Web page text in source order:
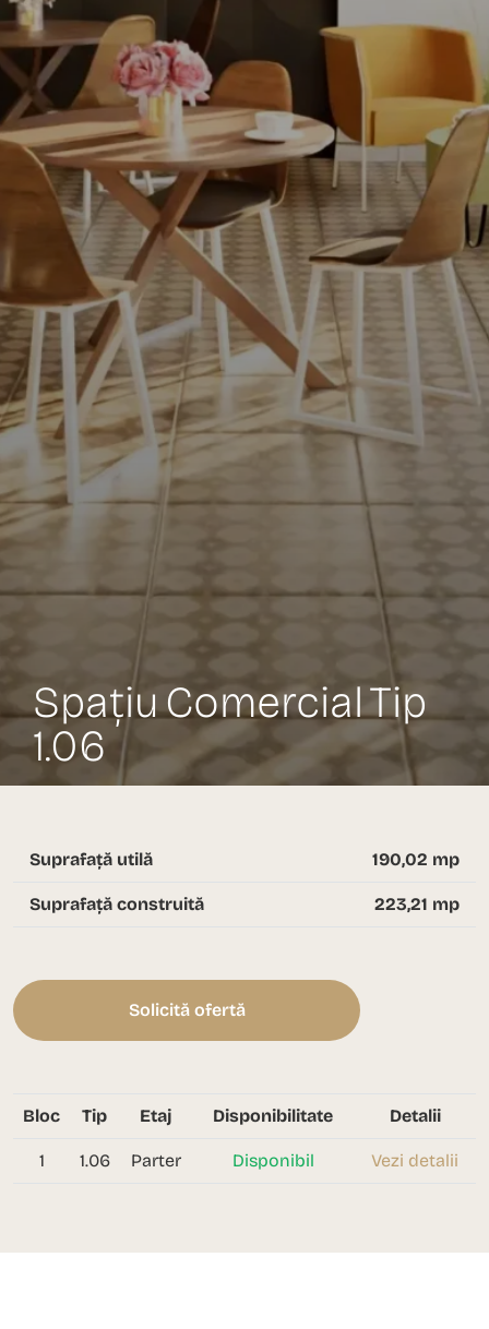
Spațiu Comercial Tip
1.06
Suprafață utilă 190,02 mp
Suprafață construită 223,21 mp
Solicită ofertă
Bloc Tip Etaj Disponibilitate Detalii
1 1.06 Parter Disponibil Vezi detalii